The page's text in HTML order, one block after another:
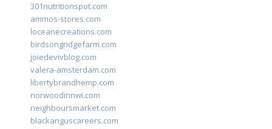
301nutritionspot.com
ammos-stores.com
loceanecreations.com
birdsongridgefarm.com
joiedevivblog.com
valera-amsterdam.com
libertybrandhemp.com
norwoodinnwi.com
neighboursmarket.com
blackanguscareers.com